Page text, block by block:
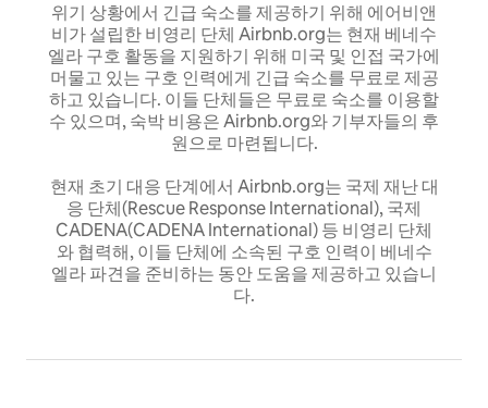
위기 상황에서 긴급 숙소를 제공하기 위해 에어비앤
비가 설립한 비영리 단체 Airbnb.org는 현재 베네수
엘라 구호 활동을 지원하기 위해 미국 및 인접 국가에
머물고 있는 구호 인력에게 긴급 숙소를 무료로 제공
하고 있습니다. 이들 단체들은 무료로 숙소를 이용할
수 있으며, 숙박 비용은 Airbnb.org와 기부자들의 후
원으로 마련됩니다.
현재 초기 대응 단계에서 Airbnb.org는 국제 재난 대
응 단체(Rescue Response International), 국제
CADENA(CADENA International) 등 비영리 단체
와 협력해, 이들 단체에 소속된 구호 인력이 베네수
엘라 파견을 준비하는 동안 도움을 제공하고 있습니
다.